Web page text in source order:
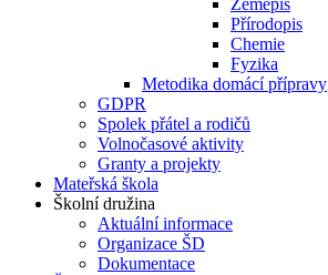
Přírodopis
Chemie
Fyzika
Metodika domácí přípravy
GDPR
Spolek přátel a rodičů
Volnočasové aktivity
Granty a projekty
Mateřská škola
Školní družina
Aktuální informace
Organizace ŠD
Dokumentace